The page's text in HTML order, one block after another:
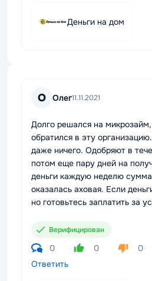
Деньги на дом
О Олег11.11.2021
Долго решался на
обратился в эту
даже ничего. Одобряют в
потом еще пару дней на
деньги каждую неделю
оказалась аховая. Если
но готовьтесь заплатить за
Верифицирован
0 0
0
Ответить